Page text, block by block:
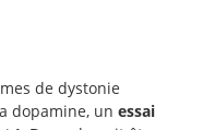
de dystonie
dopamine, un essai